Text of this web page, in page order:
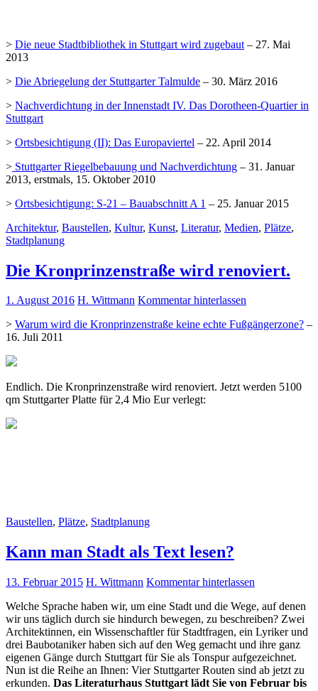
> Die neue Stadtbibliothek in Stuttgart wird zugebaut – 27. Mai
2013
> Die Abriegelung der Stuttgarter Talmulde – 30. März 2016
> Nachverdichtung in der Innenstadt IV. Das Dorotheen-Quartier in
Stuttgart
> Ortsbesichtigung (II): Das Europaviertel – 22. April 2014
> Stuttgarter Riegelbebauung und Nachverdichtung – 31. Januar
2013, erstmals, 15. Oktober 2010
> Ortsbesichtigung: S-21 – Bauabschnitt A 1 – 25. Januar 2015
Architektur, Baustellen, Kultur, Kunst, Literatur, Medien, Plätze,
Stadtplanung
Die Kronprinzenstraße wird renoviert.
1. August 2016 H. Wittmann Kommentar hinterlassen
> Warum wird die Kronprinzenstraße keine echte Fußgängerzone? –
16. Juli 2011
Endlich. Die Kronprinzenstraße wird renoviert. Jetzt werden 5100
qm Stuttgarter Platte für 2,4 Mio Eur verlegt:
Baustellen, Plätze, Stadtplanung
Kann man Stadt als Text lesen?
13. Februar 2015 H. Wittmann Kommentar hinterlassen
Welche Sprache haben wir, um eine Stadt und die Wege, auf denen
wir uns täglich durch sie hindurch bewegen, zu beschreiben? Zwei
Architektinnen, ein Wissenschaftler für Stadtfragen, ein Lyriker und
drei Baubotaniker haben sich auf den Weg gemacht und ihre ganz
eigenen Gänge durch Stuttgart für Sie als Tonspur aufgezeichnet.
Nun ist die Reihe an Ihnen: Vier Stuttgarter Routen sind ab jetzt zu
erkunden. Das Literaturhaus Stuttgart lädt Sie von Februar bis